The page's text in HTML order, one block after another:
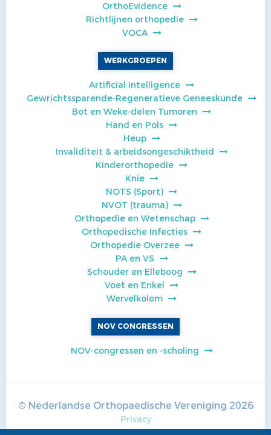
OrthoEvidence
Richtlijnen orthopedie
VOCA
WERKGROEPEN
Artificial Intelligence
Gewrichtssparende-Regeneratieve Geneeskunde
Bot en Weke-delen Tumoren
Hand en Pols
Heup
Invaliditeit & arbeidsongeschiktheid
Kinderorthopedie
Knie
NOTS (Sport)
NVOT (trauma)
Orthopedie en Wetenschap
Orthopedische Infecties
Orthopedie Overzee
PA en VS
Schouder en Elleboog
Voet en Enkel
Wervelkolom
NOV CONGRESSEN
NOV-congressen en -scholing
© Nederlandse Orthopaedische Vereniging 2026
Privacy